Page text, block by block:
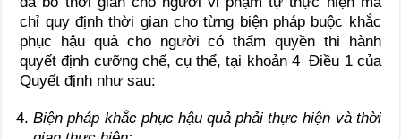
chỉ quy định thời gian cho từng biện pháp buộc khắc
phục hậu quả cho người có thẩm quyền thi hành
quyết định cưỡng chế, cụ thể, tại khoản 4 Điều 1 của
Quyết định như sau:
Biện pháp khắc phục hậu quả phải thực hiện và thời